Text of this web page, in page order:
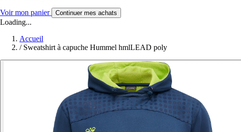
Voir mon panier Continuer mes achats
Loading...
Accueil
/ Sweatshirt à capuche Hummel hmlLEAD poly